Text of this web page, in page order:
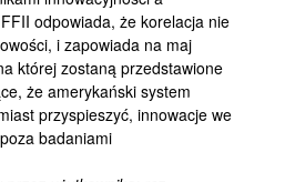
odpowiada, że korelacja nie
i zapowiada na maj
której zostaną przedstawione
że amerykański system
przyspieszyć, innowacje we
badaniami